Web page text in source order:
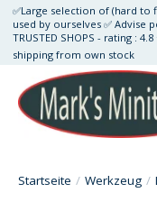
✅Large selection of (hard to
used by ourselves ✅ Advise
TRUSTED SHOPS - rating : 4.8
shipping from own stock
Startseite / Werkzeug /